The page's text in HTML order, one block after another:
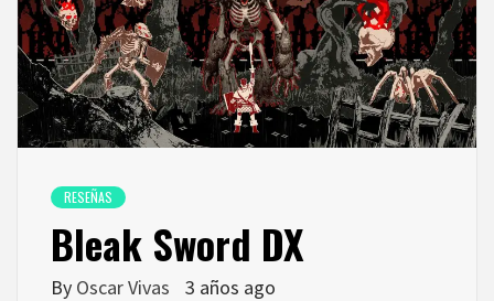
RESEÑAS
Bleak Sword DX
By Oscar Vivas 3 años ago